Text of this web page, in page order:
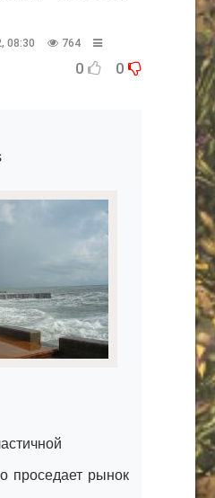
08:30 764
0 0
проседает рынок